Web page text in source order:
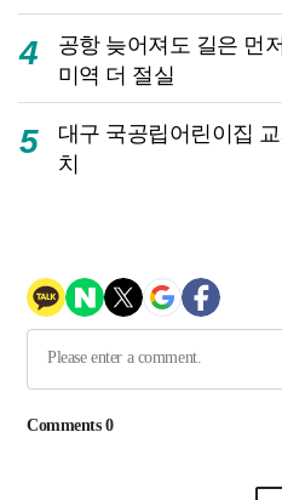
4
공항 늦어져도 길은 먼
미역 더 절실
5
대구 국공립어린이집
치